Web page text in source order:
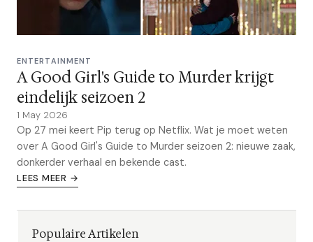
ENTERTAINMENT
A Good Girl's Guide to Murder krijgt
eindelijk seizoen 2
1 May 2026
Op 27 mei keert Pip terug op Netflix. Wat je moet weten
over A Good Girl's Guide to Murder seizoen 2: nieuwe zaak,
donkerder verhaal en bekende cast.
LEES MEER →
Populaire Artikelen